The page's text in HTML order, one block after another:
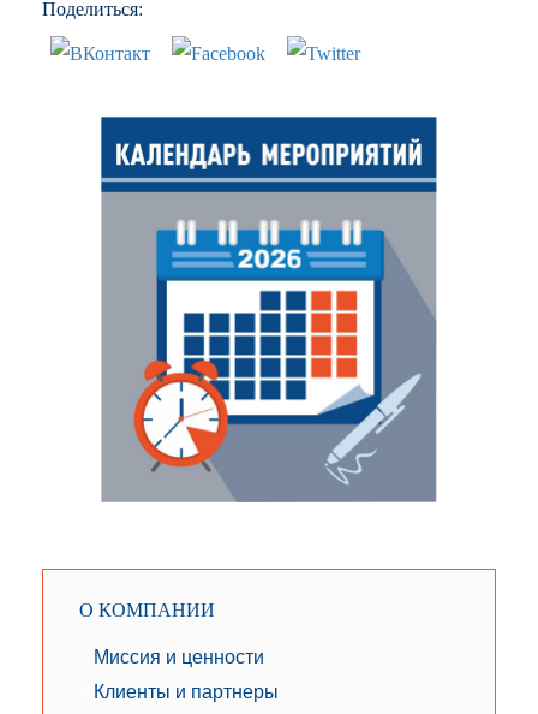
Поделиться:
О КОМПАНИИ
Миссия и ценности
Клиенты и партнеры